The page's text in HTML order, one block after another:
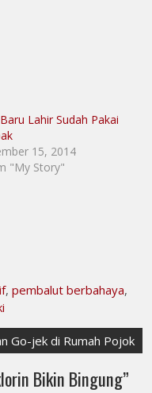
Lahir Sudah Pakai
15, 2014
"My Story"
,pembalut berbahaya,
Go-jek di Rumah Pojok
Bikin Bingung”